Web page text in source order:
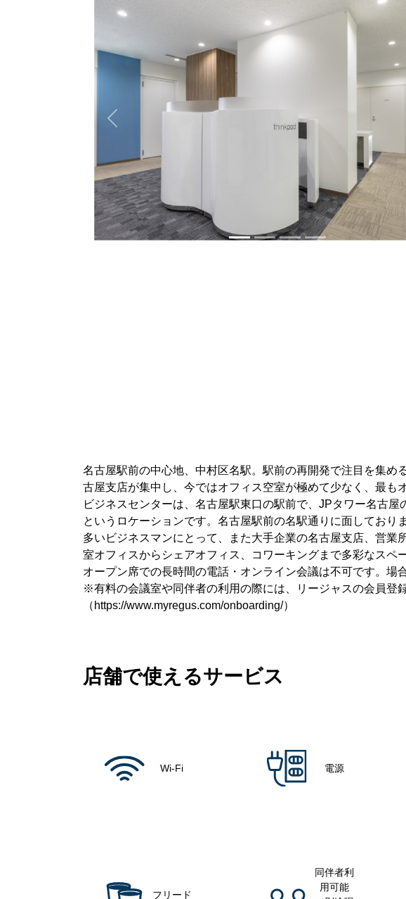
名古屋駅前の中心地、中村区名駅。駅前の再開発で注目を集
古屋支店が集中し、今ではオフィス空室が極めて少なく、最
ビジネスセンターは、名古屋駅東口の駅前で、JPタワー名古
というロケーションです。名古屋駅前の名駅通りに面してお
多いビジネスマンにとって、また大手企業の名古屋支店、営
室オフィスからシェアオフィス、コワーキングまで多彩なスペ
オープン席での長時間の電話・オンライン会議は不可です。
※有料の会議室や同伴者の利用の際には、リージャスの会員登
（https://www.myregus.com/onboarding/）
店舗で使えるサービス
Wi-Fi 電源
フリード
同伴者利
用可能